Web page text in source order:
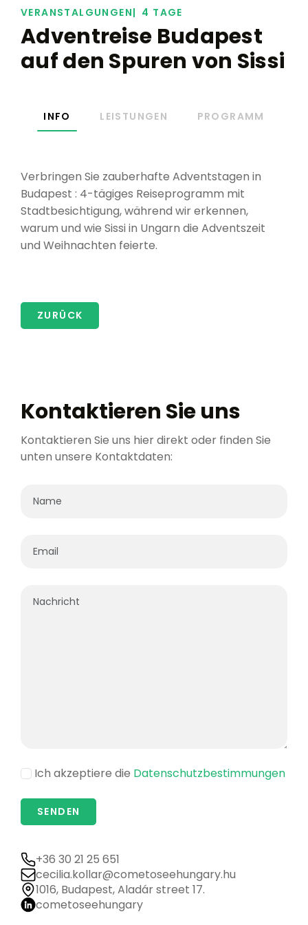
VERANSTALGUNGEN 4 TAGE
Adventreise Budapest
auf den Spuren von Sissi
INFO LEISTUNGEN PROGRAMM
Verbringen Sie zauberhafte Adventstagen in
Budapest : 4-tägiges Reiseprogramm mit
Stadtbesichtigung, während wir erkennen,
warum und wie Sissi in Ungarn die Adventszeit
und Weihnachten feierte.
ZURÜCK
Kontaktieren Sie uns
Kontaktieren Sie uns hier direkt oder finden Sie
unten unsere Kontaktdaten:
Ich akzeptiere die Datenschutzbestimmungen
+36 30 21 25 651
cecilia.kollar@cometoseehungary.hu
1016, Budapest, Aladár street 17.
cometoseehungary